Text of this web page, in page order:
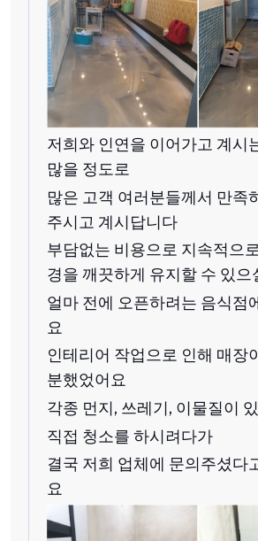
저희와 인연을 이어가고 계시
많을 정도로
많은 고객 여러분들께서 만족
주시고 계시답니다
부담없는 비용으로 지속적으
경을 깨끗하게 유지할 수 있으
얼마 전에 오픈하려는 음식점
요
인테리어 작업으로 인해 매장
분했었어요
각종 먼지, 쓰레기, 이물질이
직접 청소를 하시려다가
결국 저희 업체에 문의주셨다
요